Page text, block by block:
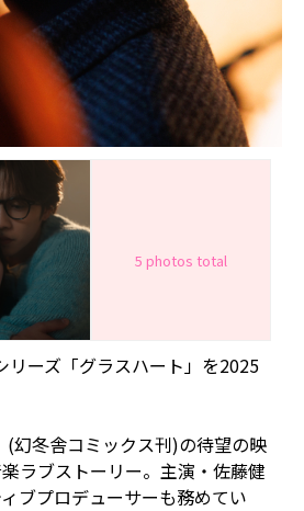
5 photos total
ーズ「グラスハート」を2025
幻冬舎コミックス刊)の待望の映
ラブストーリー。主演・佐藤健
ブプロデューサーも務めてい